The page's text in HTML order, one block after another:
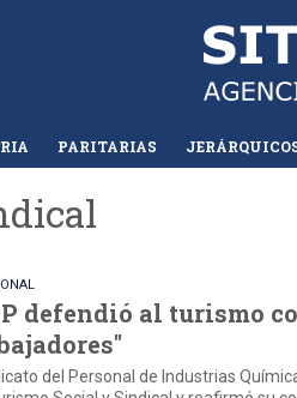
PARITARIAS
defendió al turismo
del Personal de Industrias